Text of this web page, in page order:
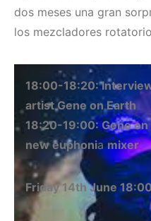
dos meses una gran
los mezcladores
18:00-18:20:
artist Gene on Earth
18:20-19:00: Gene
new euphoniamixer
Friday 14th June